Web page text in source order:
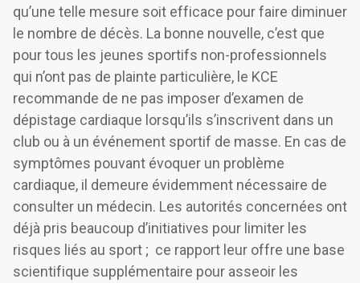
qu’une telle mesure soit efficace pour faire diminuer
le nombre de décès. La bonne nouvelle, c’est que
pour tous les jeunes sportifs non-professionnels
qui n’ont pas de plainte particulière, le KCE
recommande de ne pas imposer d’examen de
dépistage cardiaque lorsqu’ils s’inscrivent dans un
club ou à un événement sportif de masse. En cas de
symptômes pouvant évoquer un problème
cardiaque, il demeure évidemment nécessaire de
consulter un médecin. Les autorités concernées ont
déjà pris beaucoup d’initiatives pour limiter les
risques liés au sport ; ce rapport leur offre une base
scientifique supplémentaire pour asseoir les